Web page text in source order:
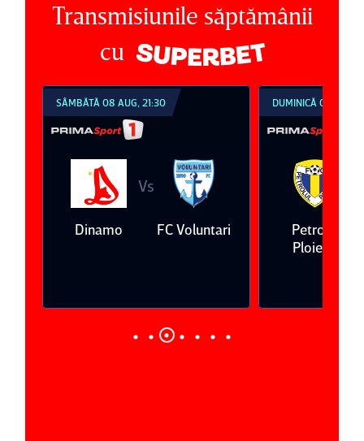
Transmisiunile săptămânii
cu
SÂMBĂTĂ 08 AUG, 21:30
Dinamo
Vs
FC Voluntari
DUMINICĂ 09 AUG,
Petrolul
Ploieşti